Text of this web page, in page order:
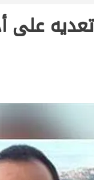
على